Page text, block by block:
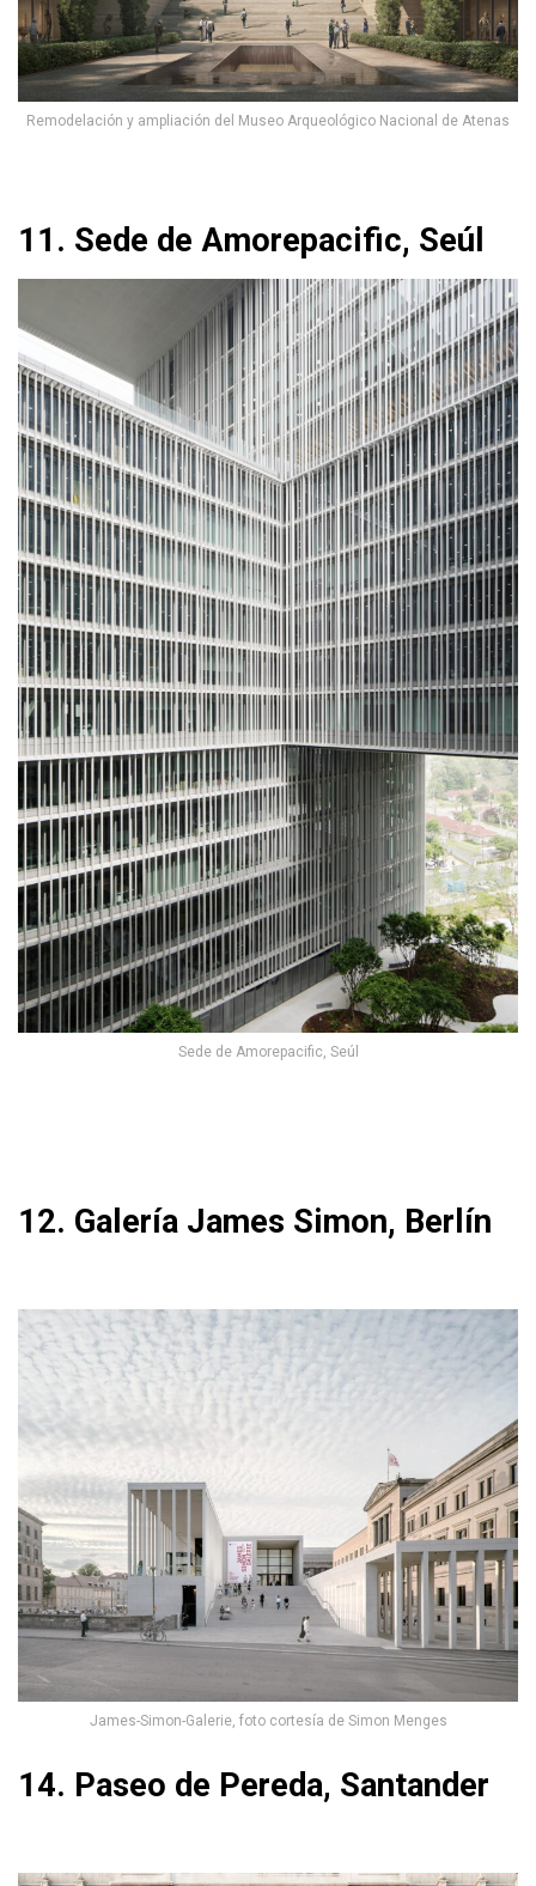
Remodelación y ampliación del Museo Arqueológico Nacional de Atenas
11. Sede de Amorepacific, Seúl
Sede de Amorepacific, Seúl
12. Galería James Simon, Berlín
James-Simon-Galerie, foto cortesía de Simon Menges
14. Paseo de Pereda, Santander